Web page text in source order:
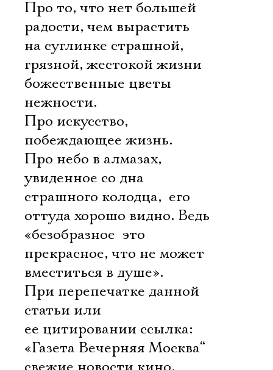
Про то, что нет большей
радости, чем вырастить
на суглинке страшной,
грязной, жестокой жизни
божественные цветы
нежности.
Про искусство,
побеждающее жизнь.
Про небо в алмазах,
увиденное со дна
страшного колодца,  его
оттуда хорошо видно. Ведь
«безобразное  это
прекрасное, что не может
вместиться в душе».
При перепечатке данной
статьи или
ее цитировании ссылка:
«Газета Вечерняя Москва“ 
Ознакомиться